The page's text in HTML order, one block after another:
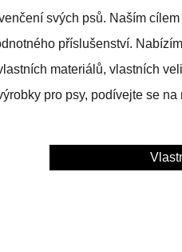
svých psů. Naším
příslušenství.
materiálů, vlastních
pro psy, podívejte se